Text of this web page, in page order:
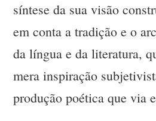
síntese da sua visão
em conta a tradição e o
da língua e da literatura,
mera inspiração
produção poética que via